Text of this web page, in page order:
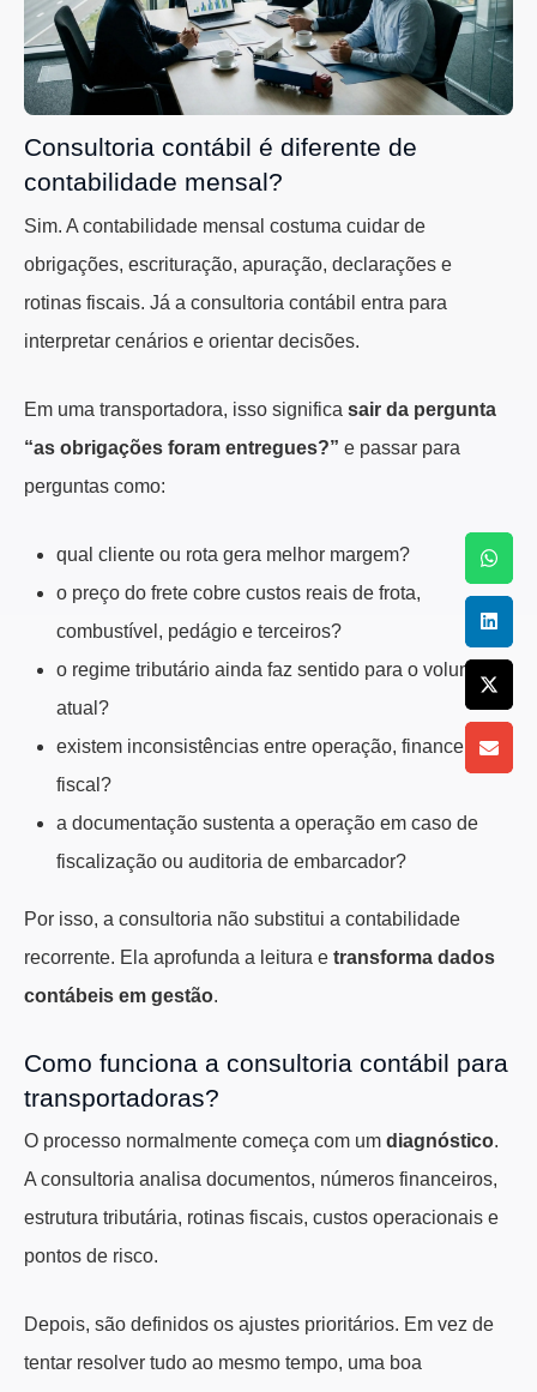
Consultoria contábil é diferente de
contabilidade mensal?
Sim. A contabilidade mensal costuma cuidar de
obrigações, escrituração, apuração, declarações e
rotinas fiscais. Já a consultoria contábil entra para
interpretar cenários e orientar decisões.
Em uma transportadora, isso significa sair da pergunta
“as obrigações foram entregues?” e passar para
perguntas como:
qual cliente ou rota gera melhor margem?
o preço do frete cobre custos reais de frota,
combustível, pedágio e terceiros?
o regime tributário ainda faz sentido para o volume
atual?
existem inconsistências entre operação, financeiro e
fiscal?
a documentação sustenta a operação em caso de
fiscalização ou auditoria de embarcador?
Por isso, a consultoria não substitui a contabilidade
recorrente. Ela aprofunda a leitura e transforma dados
contábeis em gestão.
Como funciona a consultoria contábil para
transportadoras?
O processo normalmente começa com um diagnóstico.
A consultoria analisa documentos, números financeiros,
estrutura tributária, rotinas fiscais, custos operacionais e
pontos de risco.
Depois, são definidos os ajustes prioritários. Em vez de
tentar resolver tudo ao mesmo tempo, uma boa